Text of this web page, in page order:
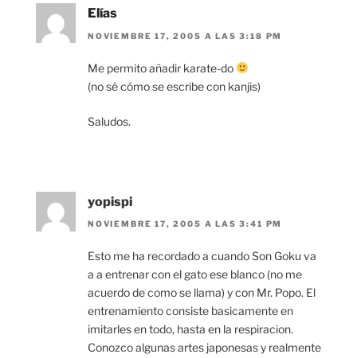
Elías
NOVIEMBRE 17, 2005 A LAS 3:18 PM
Me permito añadir karate-do
(no sé cómo se escribe con kanjis)
Saludos.
yopispi
NOVIEMBRE 17, 2005 A LAS 3:41 PM
Esto me ha recordado a cuando Son Goku va
a a entrenar con el gato ese blanco (no me
acuerdo de como se llama) y con Mr. Popo. El
entrenamiento consiste basicamente en
imitarles en todo, hasta en la respiracion.
Conozco algunas artes japonesas y realmente